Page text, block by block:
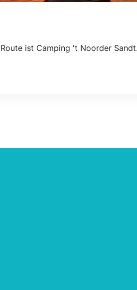
ist Camping 't Noorder